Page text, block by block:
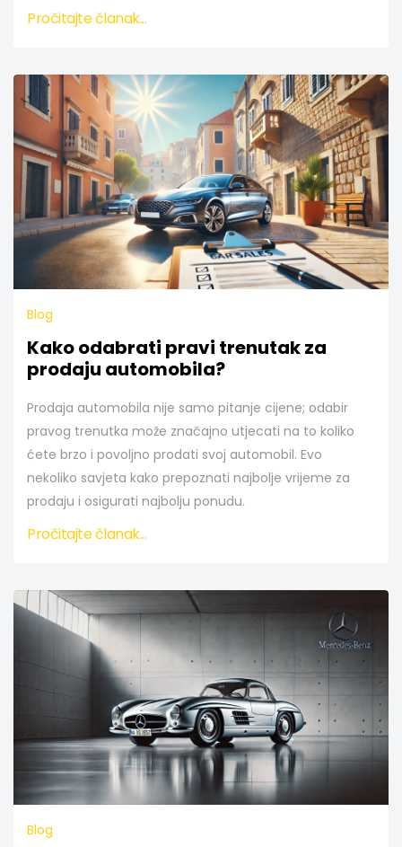
Pročitajte članak...
Blog
Kako odabrati pravi trenutak za
prodaju automobila?
Prodaja automobila nije samo pitanje cijene; odabir
pravog trenutka može značajno utjecati na to koliko
ćete brzo i povoljno prodati svoj automobil. Evo
nekoliko savjeta kako prepoznati najbolje vrijeme za
prodaju i osigurati najbolju ponudu.
Pročitajte članak...
Blog